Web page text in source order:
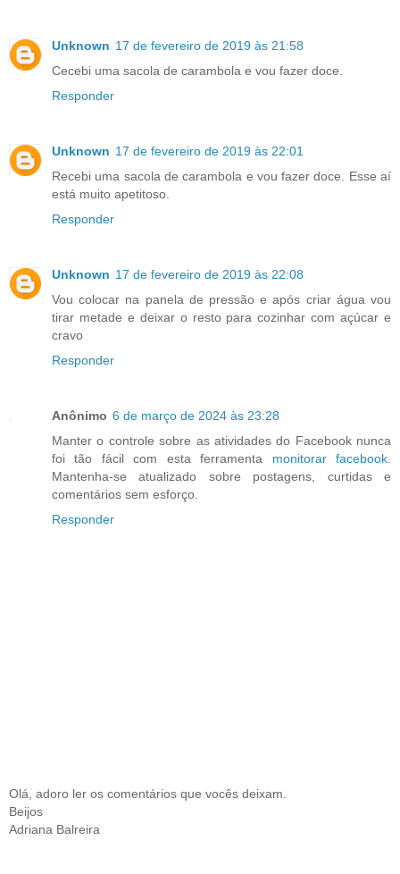
Unknown 17 de fevereiro de 2019 às 21:58
Cecebi uma sacola de carambola e vou fazer doce.
Responder
Unknown 17 de fevereiro de 2019 às 22:01
Recebi uma sacola de carambola e vou fazer doce. Esse aí
está muito apetitoso.
Responder
Unknown 17 de fevereiro de 2019 às 22:08
Vou colocar na panela de pressão e após criar água vou
tirar metade e deixar o resto para cozinhar com açúcar e
cravo
Responder
Anônimo 6 de março de 2024 às 23:28
Manter o controle sobre as atividades do Facebook nunca
foi tão fácil com esta ferramenta monitorar facebook
Mantenha-se atualizado sobre postagens, curtidas e
comentários sem esforço.
Responder
Olá, adoro ler os comentários que vocês deixam.
Beijos
Adriana Balreira